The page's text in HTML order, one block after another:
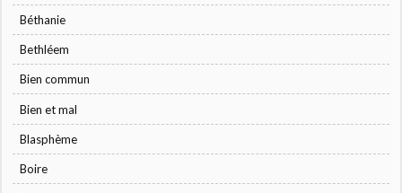
Béthanie
Bethléem
Bien commun
Bien et mal
Blasphème
Boire